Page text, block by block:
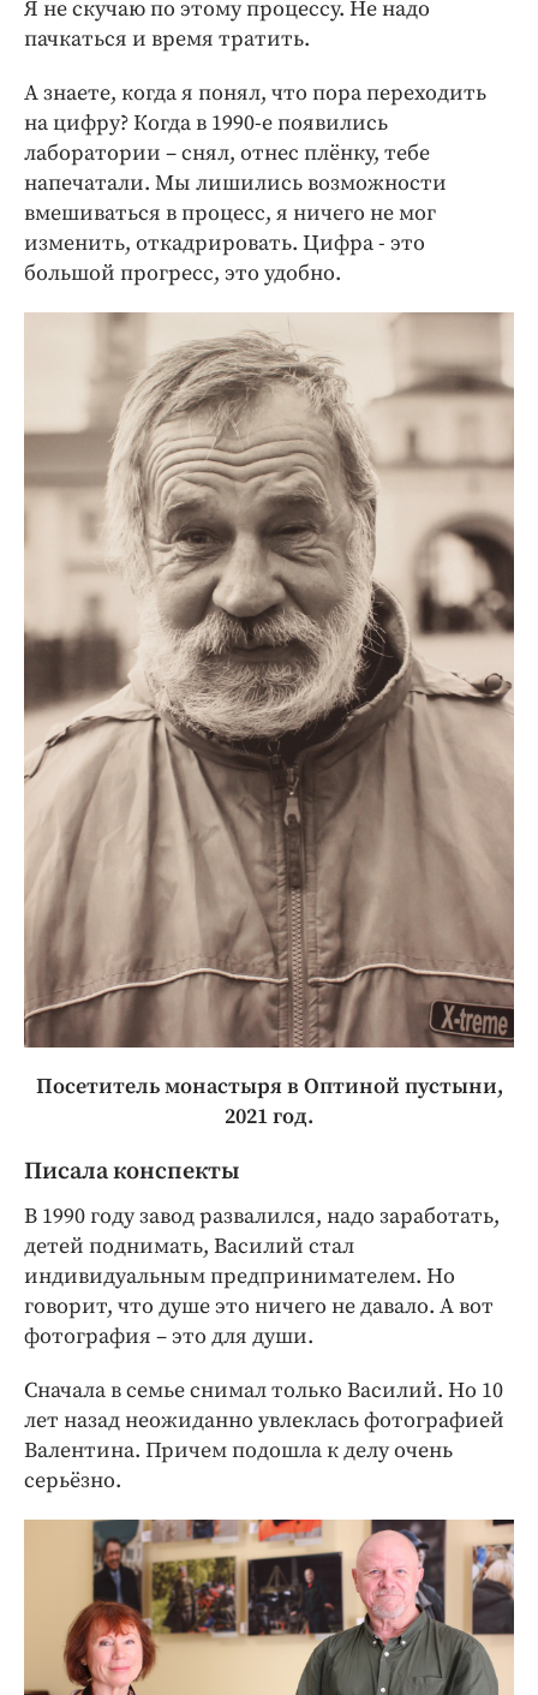
Я не скучаю по этому процессу. Не надо
пачкаться и время тратить.
А знаете, когда я понял, что пора переходить
на цифру? Когда в 1990-е появились
лаборатории – снял, отнес плёнку, тебе
напечатали. Мы лишились возможности
вмешиваться в процесс, я ничего не мог
изменить, откадрировать. Цифра - это
большой прогресс, это удобно.
Посетитель монастыря в Оптиной пустыни,
2021 год.
Писала конспекты
В 1990 году завод развалился, надо заработать,
детей поднимать, Василий стал
индивидуальным предпринимателем. Но
говорит, что душе это ничего не давало. А вот
фотография – это для души.
Сначала в семье снимал только Василий. Но 10
лет назад неожиданно увлеклась фотографией
Валентина. Причем подошла к делу очень
серьёзно.